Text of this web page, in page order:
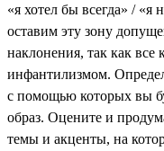
«я хотел бы всегда» / «я
оставим эту зону
наклонения, так как
инфантилизмом.
с помощью которых вы
образ. Оцените и
темы и акценты, на